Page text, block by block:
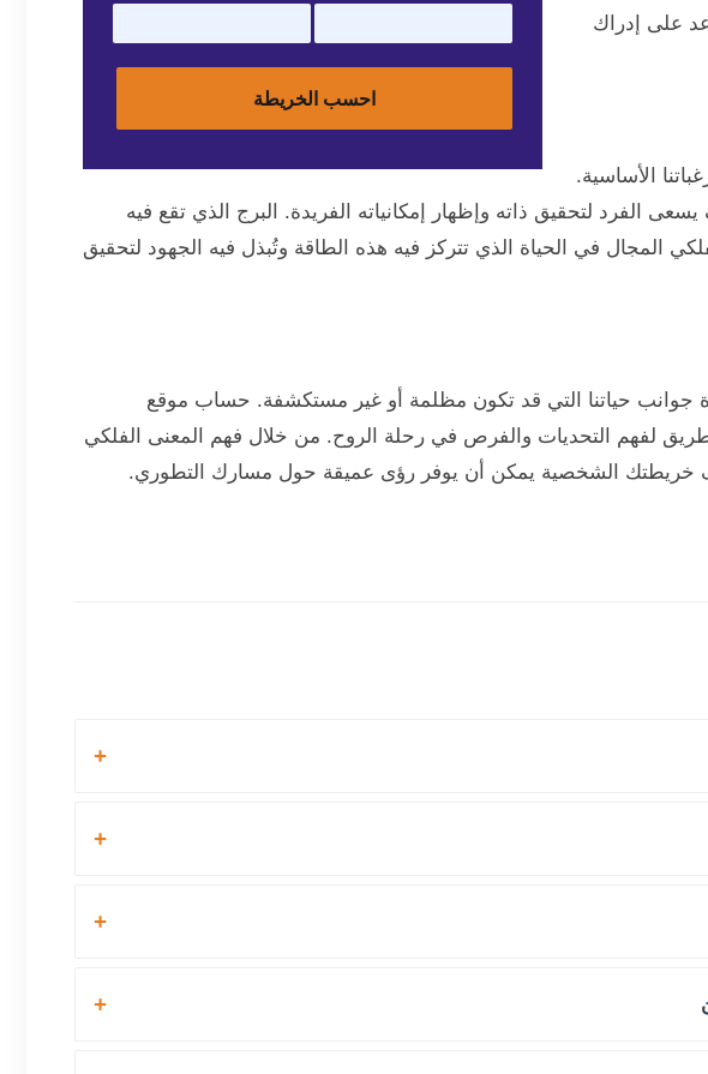
على إدراك
الأساسية.
لتحقيق ذاته وإظهار إمكانياته الفريدة. البرج الذي تقع فيه
المجال في الحياة الذي تتركز فيه هذه الطاقة وتُبذل فيه الجهود لتحقيق
جوانب حياتنا التي قد تكون مظلمة أو غير مستكشفة. حساب موقع
لفهم التحديات والفرص في رحلة الروح. من خلال فهم المعنى الفلكي
خريطتك الشخصية يمكن أن يوفر رؤى عميقة حول مسارك التطوري.